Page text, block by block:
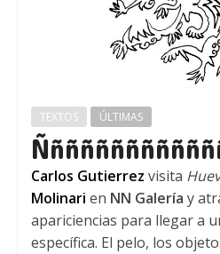
TEXTOS ÚLTIMAS
Carlos Gutierrez visita
Molinari en NN Galería y
apariciencias para llegar a
específica. El pelo, los